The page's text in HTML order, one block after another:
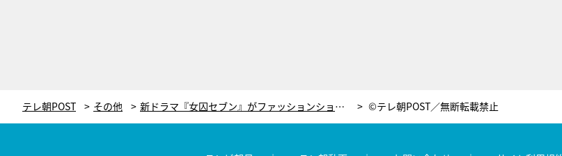
テレ朝POST その他 新ドラマ『女囚セブン』がファッションショー開催！剛力彩芽らが個性豊かにピンクに輝く ©テレ朝POST／無断転載禁止